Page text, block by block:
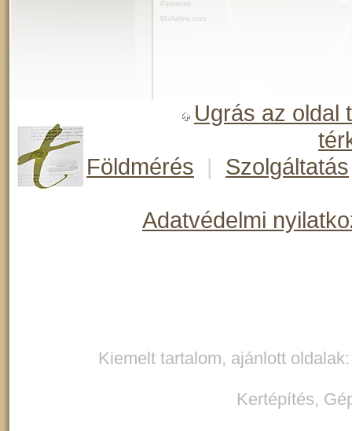
Partnerek
MaXeline.com
Ugrás az oldal
Földmérés
| Szolgáltatás
Adatvédelmi
Kiemelt tartalom, ajánlott
Kertépítés,